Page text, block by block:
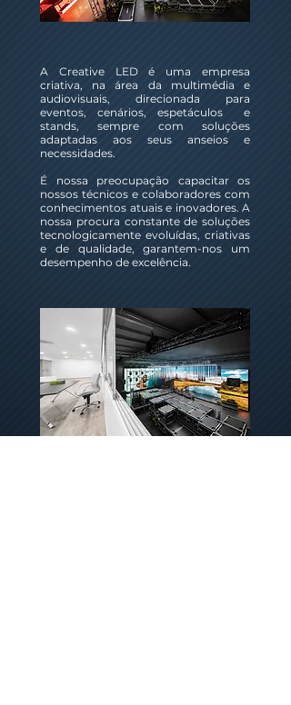
A Creative LED é uma empresa
criativa, na área da multimédia e
audiovisuais, direcionada para
eventos, cenários, espetáculos e
stands, sempre com soluções
adaptadas aos seus anseios e
necessidades. ​
É nossa preocupação capacitar os
nossos técnicos e colaboradores com
conhecimentos atuais e inovadores. A
nossa procura constante de soluções
tecnologicamente evoluídas, criativas
e de qualidade, garantem-nos um
desempenho de excelência. ​